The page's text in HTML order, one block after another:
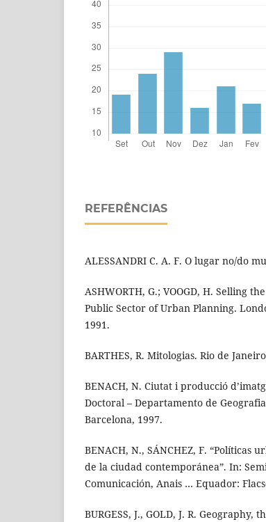
REFERÊNCIAS
ALESSANDRI C. A. F. O lugar no/do
ASHWORTH, G.; VOOGD, H. Selling
Public Sector of Urban Planning.
1991.
BARTHES, R. Mitologias. Rio de
BENACH, N. Ciutat i producció
Doctoral – Departamento de
Barcelona, 1997.
BENACH, N., SÁNCHEZ, F. “Políticas
de la ciudad contemporánea”. In:
Comunicación, Anais … Equador:
BURGESS, J., GOLD, J. R.